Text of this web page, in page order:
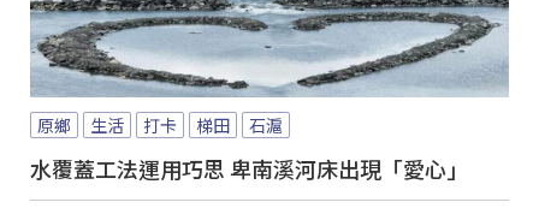
原鄉 生活 打卡 梯田 石滬
水覆蓋工法運用巧思 卑南溪河床出現「愛心」